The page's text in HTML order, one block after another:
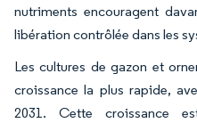
nutriments encouragent
libération contrôlée dans les
Les cultures de gazon et
croissance la plus rapide,
2031. Cette croissance